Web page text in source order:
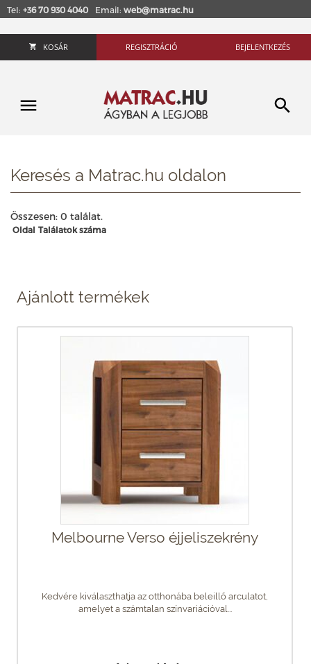
Tel: +36 70 930 4040 Email: web@matrac.hu
KOSÁR REGISZTRÁCIÓ BEJELENTKEZÉS
Keresés a Matrac.hu oldalon
Összesen: 0 találat.
Oldal Találatok száma
Ajánlott termékek
Melbourne Verso éjjeliszekrény
Kedvére kiválaszthatja az otthonába beleillő arculatot,
amelyet a számtalan színvariációval...